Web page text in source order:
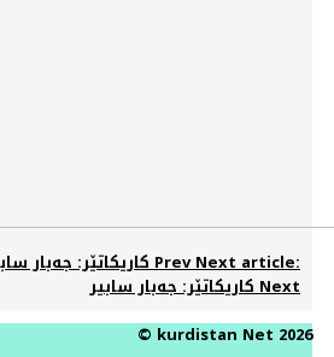
Previous article: کاریکاتێر: جەبار سابیرPrevNext article:
کاریکاتێر: جەبار سابیرNext
© kurdistan Net 2026